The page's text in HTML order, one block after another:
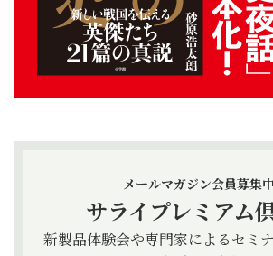
メールマガジン会員募集
サライプレミアム
新製品体験会や専門家によるセミ